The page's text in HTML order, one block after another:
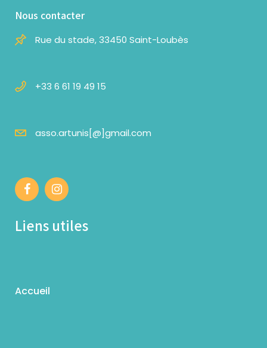
Nous contacter
Rue du stade, 33450 Saint-Loubès
+33 6 61 19 49 15
asso.artunis[@]gmail.com
Liens utiles
Accueil